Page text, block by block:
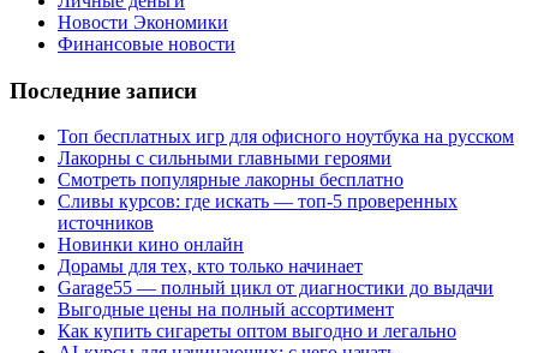
Новости Экономики
Финансовые новости
Последние записи
Топ бесплатных игр для офисного ноутбука на русском
Лакорны с сильными главными героями
Смотреть популярные лакорны бесплатно
Сливы курсов: где искать — топ-5 проверенных
источников
Новинки кино онлайн
Дорамы для тех, кто только начинает
Garage55 — полный цикл от диагностики до выдачи
Выгодные цены на полный ассортимент
Как купить сигареты оптом выгодно и легально